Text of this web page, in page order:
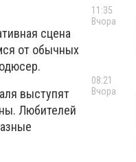
сцена
от обычных
выступят
Любителей
11:35
Вчора
08:21
Вчора